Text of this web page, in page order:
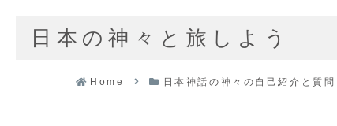
日本の神々と旅しよう
Home 日本神話の神々の自己紹介と質問